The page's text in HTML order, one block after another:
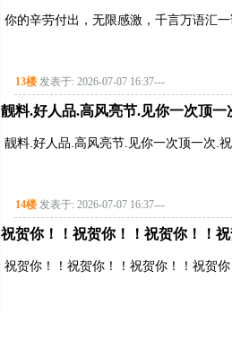
你的辛劳付出，无限感激，千言万语汇
13楼 发表于: 2026-07-07 16:37---
靓料.好人品.高风亮节.见你一次顶一
靓料.好人品.高风亮节.见你一次顶一次.
14楼 发表于: 2026-07-07 16:37---
祝贺你！！祝贺你！！祝贺你！！
祝贺你！！祝贺你！！祝贺你！！祝贺